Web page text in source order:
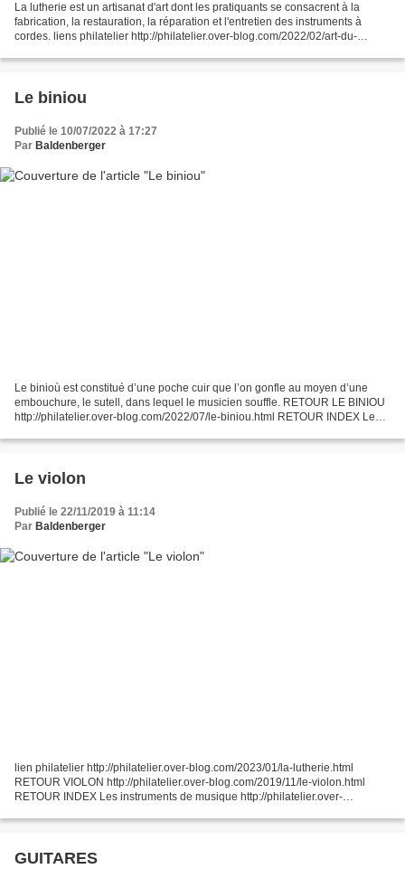
La lutherie est un artisanat d'art dont les pratiquants se consacrent à la
fabrication, la restauration, la réparation et l'entretien des instruments à
cordes. liens philatelier http://philatelier.over-blog.com/2022/02/art-du-
Le biniou
Publié le 10/07/2022 à 17:27
Par Baldenberger
Le binioù est constitué d’une poche cuir que l’on gonfle au moyen d’une
embouchure, le sutell, dans lequel le musicien souffle. RETOUR LE BINIOU
http://philatelier.over-blog.com/2022/07/le-biniou.html RETOUR INDEX Les
instruments-de-musique.html...
Le violon
Publié le 22/11/2019 à 11:14
Par Baldenberger
lien philatelier http://philatelier.over-blog.com/2023/01/la-lutherie.html
RETOUR VIOLON http://philatelier.over-blog.com/2019/11/le-violon.html
RETOUR INDEX Les instruments de musique http://philatelier.over-
GUITARES